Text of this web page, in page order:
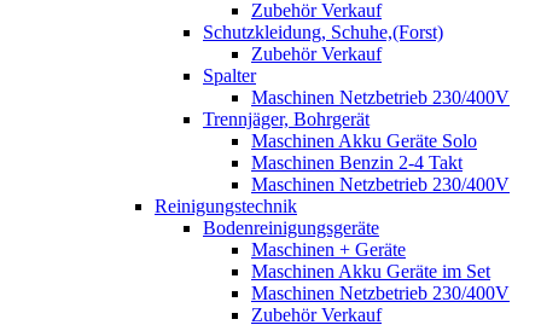
Zubehör Verkauf
Schutzkleidung, Schuhe,(Forst)
Zubehör Verkauf
Spalter
Maschinen Netzbetrieb 230/400V
Trennjäger, Bohrgerät
Maschinen Akku Geräte Solo
Maschinen Benzin 2-4 Takt
Maschinen Netzbetrieb 230/400V
Reinigungstechnik
Bodenreinigungsgeräte
Maschinen + Geräte
Maschinen Akku Geräte im Set
Maschinen Netzbetrieb 230/400V
Zubehör Verkauf